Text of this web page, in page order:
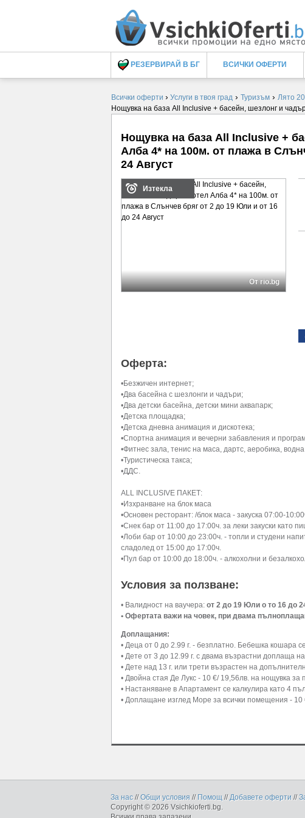
РЕЗЕРВИРАЙ В БГ ВСИЧКИ ОФЕРТИ
Всички оферти › Услуги в твоя град › Туризъм › Лято
Нощувка на база All Inclusive + басейн, шезлонг и
Нощувка на база All Inclusive +
Алба 4* на 100м. от плажа в
24 Август
Изтекла
От rio.bg
Оферта:
•Безжичен интернет;
•Два басейна с шезлонги и чадъри;
•Два детски басейна, детски мини аквапарк;
•Детска площадка;
•Детска дневна анимация и дискотека;
•Спортна анимация и вечерни забавления и
•Фитнес зала, тенис на маса, дартс, аеробика,
•Туристическа такса;
•ДДС.
ALL INCLUSIVE ПАКЕТ:
•Изхранване на блок маса
•Основен ресторант: /блок маса - закуска 07:00-
•Снек бар от 11:00 до 17:00ч. за леки закуски като
•Лоби бар от 10:00 до 23:00ч. - топли и студени
сладолед от 15:00 до 17:00ч.
•Пул бар от 10:00 до 18:00ч. - алкохолни и
Условия за ползване:
• Валидност на ваучера: от 2 до 19 Юли о то 16 до
• Офертата важи на човек, при двама
Доплащания:
• Деца от 0 до 2.99 г. - безплатно. Бебешка кошара
• Дете от 3 до 12.99 г. с двама възрастни доплаща
• Дете над 13 г. или трети възрастен на
• Двойна стая Де Лукс - 10 €/ 19,56лв. на нощувка
• Настаняване в Апартамент се калкулира като 4
• Доплащане изглед Море за всички помещения -
За нас //Общи условия // Помощ //Добавете оферти //
Copyright © 2026 Vsichkioferti.bg.